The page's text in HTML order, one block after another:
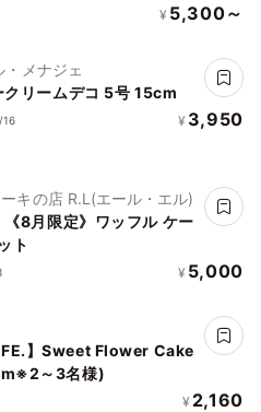
¥ 5,300～
・メナジェ
クリームデコ 5号 15cm
16 ¥ 3,950
キの店 R.L(エール・エル)
《8月限定》ワッフル ケー
ト
¥ 5,000
】Sweet Flower Cake
～3名様)
¥ 2,160